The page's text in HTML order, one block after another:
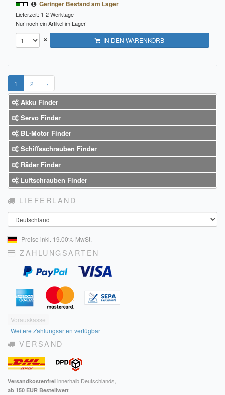
Geringer Bestand am Lager
Lieferzeit: 1-2 Werktage
Nur noch ein Artikel im Lager
× IN DEN WARENKORB
1 2 ›
Akku Finder
Servo Finder
BL-Motor Finder
Schiffsschrauben Finder
Räder Finder
Luftschrauben Finder
LIEFERLAND
Land
Preise inkl. 19.00% MwSt.
ZAHLUNGSARTEN
Vorauskasse
Weitere Zahlungsarten verfügbar
VERSAND
Versandkostenfrei innerhalb Deutschlands,
ab 150 EUR Bestellwert